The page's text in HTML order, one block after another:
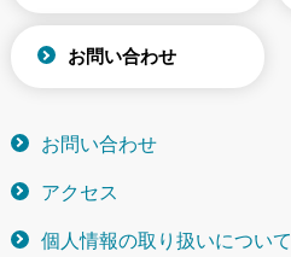
お問い合わせ
お問い合わせ
アクセス
個人情報の取り扱いについて